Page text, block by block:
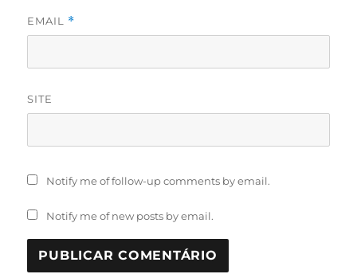
EMAIL *
SITE
Notify me of follow-up comments by email.
Notify me of new posts by email.